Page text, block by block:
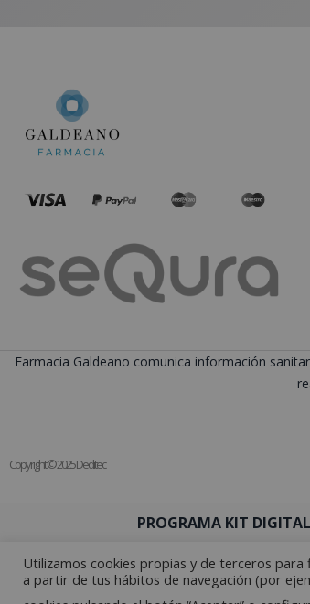
Farmacia Galdeano comunica información
Copyright © 2025 Deditec
PROGRAMA KIT
Utilizamos cookies propias y de terceros
a partir de tus hábitos de navegación (por